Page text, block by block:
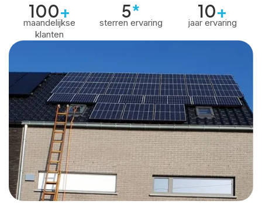
100+
maandelijkse
klanten
5*
sterren ervaring
10+
jaar ervaring